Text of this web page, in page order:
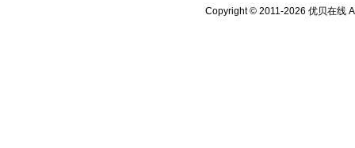
Copyright © 2011-2026 优贝在线